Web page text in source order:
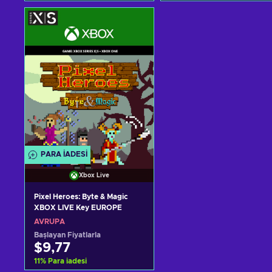
Teklifleri görüntüle
PARA IADESI
Xbox Live
Pixel Heroes: Byte & Magic
XBOX LIVE Key EUROPE
AVRUPA
Başlayan Fiyatlarla
$9,77
11% Para iadesi